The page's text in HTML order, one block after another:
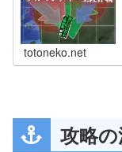
totoneko.net
攻略